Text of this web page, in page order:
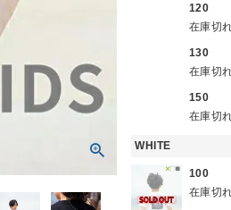
120
在庫切
130
在庫切
150
在庫切
WHITE
100
在庫切